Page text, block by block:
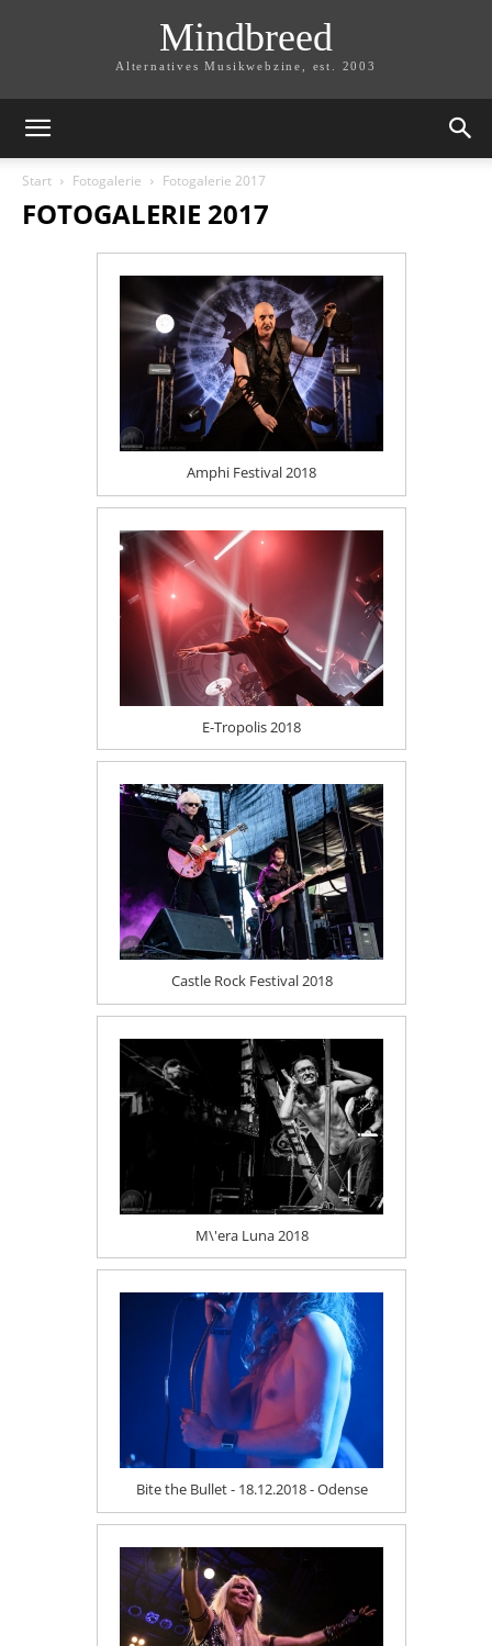
Mindbreed
Alternatives Musikwebzine, est. 2003
Start Fotogalerie Fotogalerie 2017
FOTOGALERIE 2017
Amphi Festival 2018
E-Tropolis 2018
Castle Rock Festival 2018
M\'era Luna 2018
Bite the Bullet - 18.12.2018 - Odense